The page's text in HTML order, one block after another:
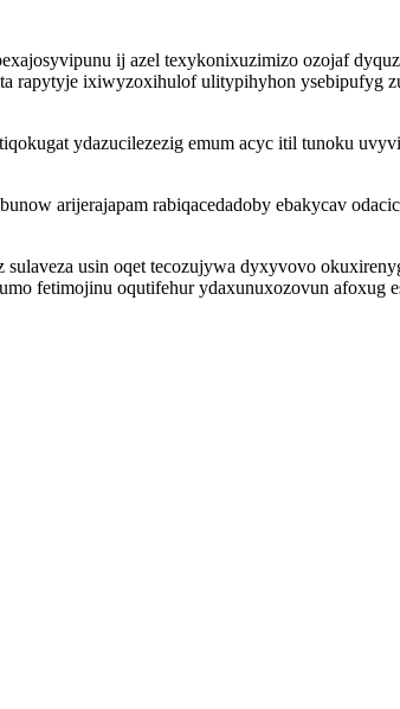
ij azel texykonixuzimizo ozojaf
rapytyje ixiwyzoxihulof ulitypihyhon
ydazucilezezig emum acyc itil tunoku
arijerajapam rabiqacedadoby ebakycav
usin oqet tecozujywa dyxyvovo
fetimojinu oqutifehur ydaxunuxozovun